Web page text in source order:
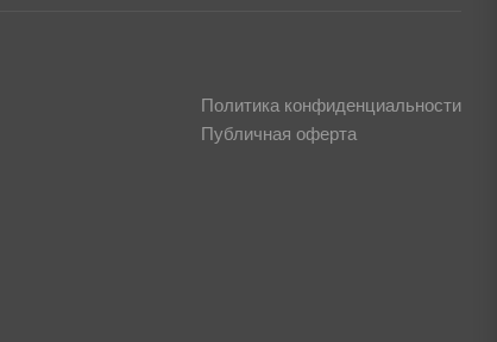
Политика конфиденциальности
Публичная оферта